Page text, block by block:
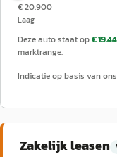
€ 20.900
Laag
Deze auto staat op€
marktrange.
Indicatie op basis van
Zakelijk leasen